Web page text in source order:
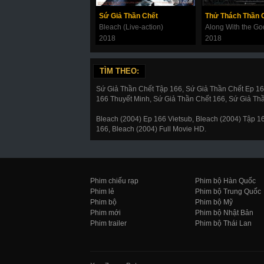
Sứ Giả Thần Chết
Bleach (Live-action)
2018
2018
TÌM THEO:
Sứ Giả Thần Chết Tập 166, Sứ Giả Thần Chết Ep
166 Thuyết Minh, Sứ Giả Thần Chết 166, Sứ Giả
Bleach (2004) Ep 166 Vietsub, Bleach (2004) Tập
166, Bleach (2004) Full Movie HD.
Phim chiếu rạp
Phim lẻ
Phim bộ
Phim mới
Phim trailer
Phim bộ Hàn Quốc
Phim bộ Trung Quốc
Phim bộ Mỹ
Phim bộ Nhật Bản
Phim bộ Thái Lan